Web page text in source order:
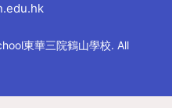
東華三院鶴山學校. All